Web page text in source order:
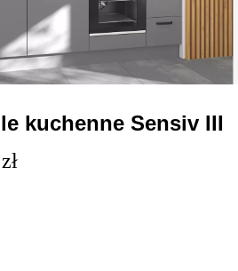
kuchenne Sensiv III
zł